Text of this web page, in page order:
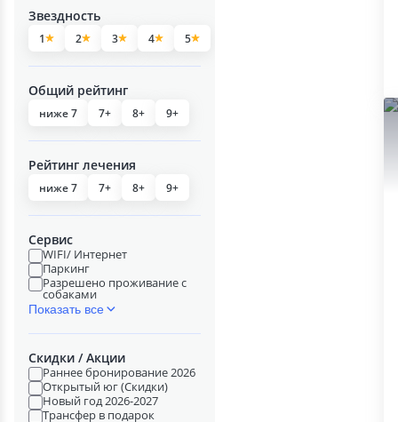
Звездность
1 2 3 4 5
Общий рейтинг
ниже 7 7+ 8+ 9+
Рейтинг лечения
ниже 7 7+ 8+ 9+
Сервис
WIFI/ Интернет
Паркинг
Разрешено проживание с
собаками
Показать все
Скидки / Акции
Раннее бронирование 2026
Открытый юг (Скидки)
Новый год 2026-2027
Трансфер в подарок